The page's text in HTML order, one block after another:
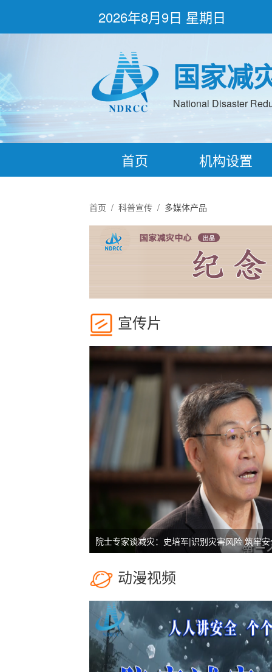
2026年8月9日 星期日
国家减
National Disaster
首页 机构设置
首页 / 科普宣传/ 多媒体产品
宣传片
院士专家谈减灾：史培军|识别灾害风险 筑牢
动漫视频